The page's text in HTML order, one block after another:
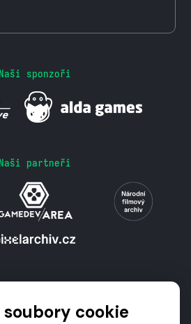
Naši sponzoři
Naši partneři
soubory cookie